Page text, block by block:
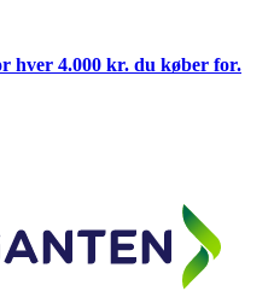
hver 4.000 kr. du køber for.